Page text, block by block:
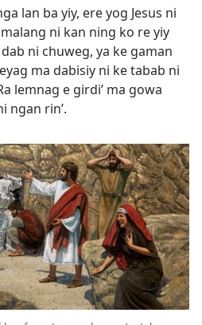
lan ba yiy, ere yog Jesus ni
ni kan ning ko re yiy
ni chuweg, ya ke gaman
ma dabisiy ni ke tabab ni
lemnag e girdi’ ma gowa
ngan rin’.